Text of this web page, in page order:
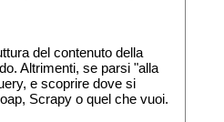
del contenuto della
Altrimenti, se parsi "alla
e scoprire dove si
Scrapy o quel che vuoi.